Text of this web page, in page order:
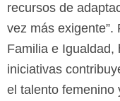
recursos de
vez más
Familia e Igualdad,
iniciativas
el talento femenino